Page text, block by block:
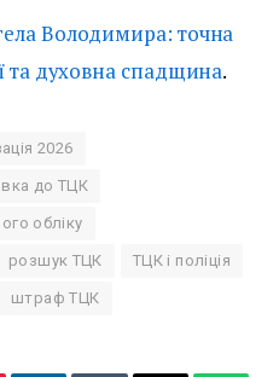
Володимира: точна
та духовна спадщина.
2026
до ТЦК
обліку
розшук ТЦК ТЦК і поліція
штраф ТЦК